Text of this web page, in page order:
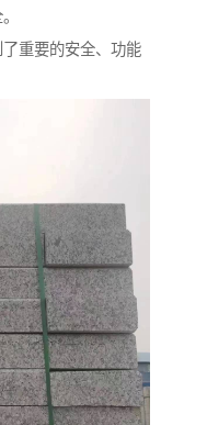
重要的安全、功能